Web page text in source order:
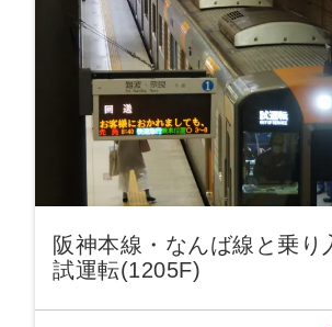
阪神本線・なんば線と乗り
試運転(1205F)